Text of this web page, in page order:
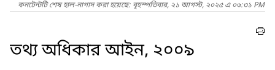
কনটেন্টটি শেষ হাল-নাগাদ করা হয়েছে: বৃহস্পতিবার, ২১ আগস্ট, ২০২৫ এ ০৬:৩১ PM
তথ্য অধিকার আইন, ২০০৯